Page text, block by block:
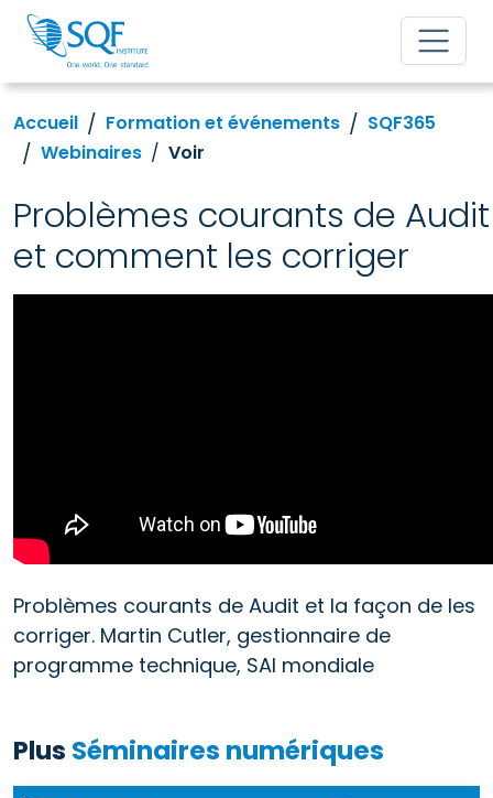
Accueil Formation et événements
SQF365
Webinaires
Voir
Problèmes courants de Audit
et comment les corriger
Problèmes courants de Audit et la façon de les
corriger. Martin Cutler, gestionnaire de
programme technique, SAI mondiale
Plus Séminaires numériques